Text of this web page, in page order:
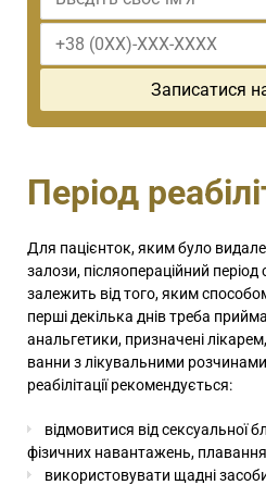
Період
Для пацієнток, яким було
залози, післяопераційний
залежить від того, яким
перші декілька днів треба
анальгетики, призначені
ванни з лікувальними
реабілітації рекомендується:
відмовитися від сексуальної
фізичних навантажень,
використовувати щадні засоби